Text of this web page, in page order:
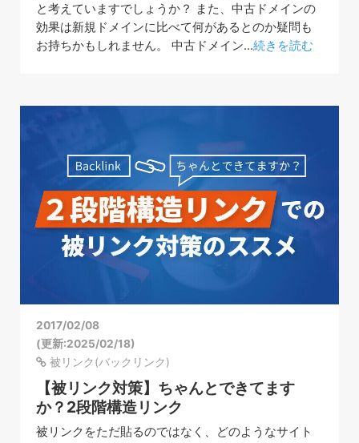
と考えていますでしょうか？ また、中古ドメインの
効果は新規ドメインに比べて何があるとのか疑問も
お持ちかもしれません。 中古ドメイン...続きを読む
2017/02/08
(更新:2025/02/18)
被リンク(バックリンク)
【被リンク対策】ちゃんとできてます
か？2段階構造リンク
被リンクをただ貼るのではなく、どのようなサイト